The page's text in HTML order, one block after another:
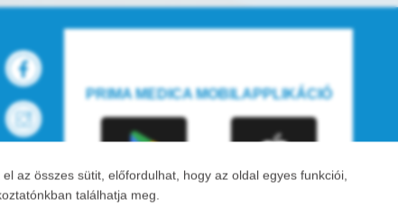
az összes sütit, előfordulhat, hogy az oldal egyes funkciói,
találhatja meg.
PRIMA MEDICA MOBILAPPLIKÁCIÓ